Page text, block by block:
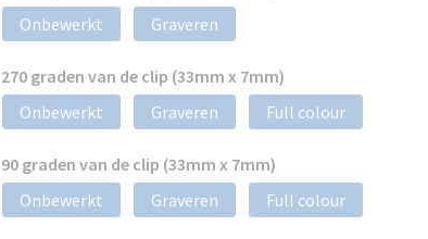
Onbewerkt
Graveren
270 graden van de clip (33mm x 7mm)
Onbewerkt
Graveren Full colour
90 graden van de clip (33mm x 7mm)
Onbewerkt
Graveren Full colour